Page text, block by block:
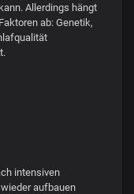
Allerdings hängt
ab: Genetik,
intensiven
aufbauen